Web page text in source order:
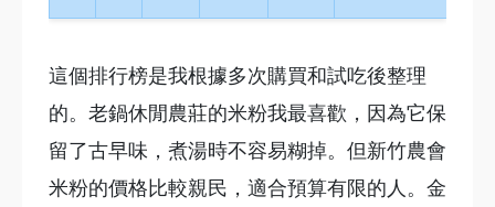
這個排行榜是我根據多次購買和試吃後整理
的。老鍋休閒農莊的米粉我最喜歡，因為它保
留了古早味，煮湯時不容易糊掉。但新竹農會
米粉的價格比較親民，適合預算有限的人。金